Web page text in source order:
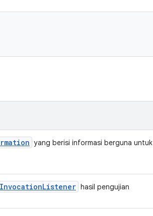
yang berisi informasi berguna untuk
InvocationListener hasil pengujian